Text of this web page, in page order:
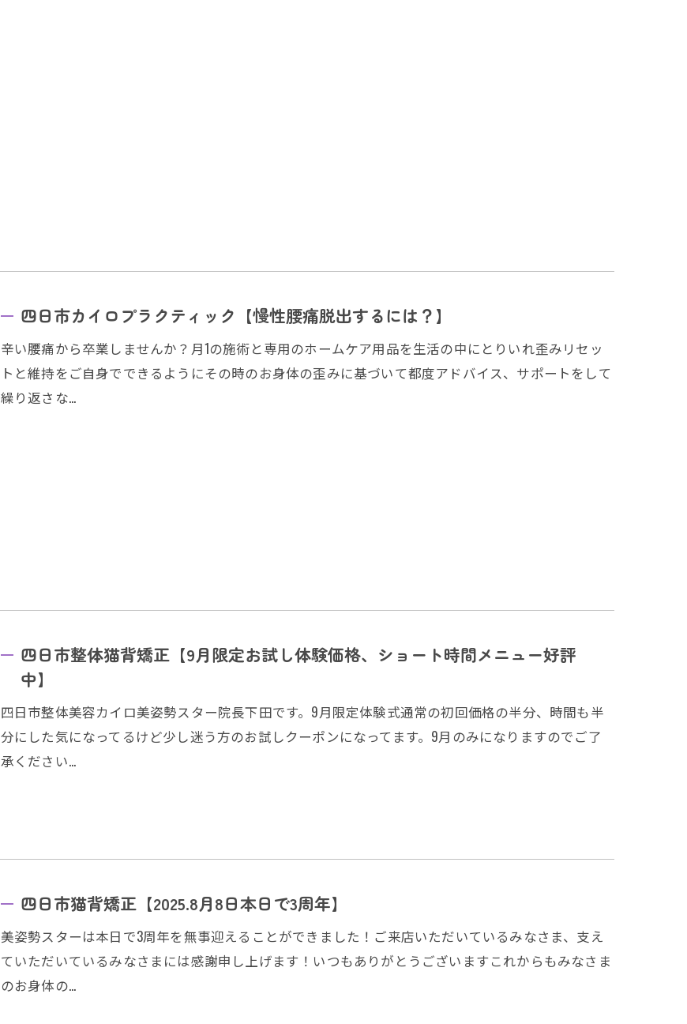
四日市カイロプラクティック【慢性腰痛脱出するには？】
辛い腰痛から卒業しませんか？月1の施術と専用のホームケア用品を生活の中にとりいれ歪みリセッ
トと維持をご自身でできるようにその時のお身体の歪みに基づいて都度アドバイス、サポートをして
繰り返さな…
四日市整体猫背矯正【9月限定お試し体験価格、ショート時間メニュー好評
中】
四日市整体美容カイロ美姿勢スター院長下田です。9月限定体験式通常の初回価格の半分、時間も半
分にした気になってるけど少し迷う方のお試しクーポンになってます。9月のみになりますのでご了
承ください…
四日市猫背矯正【2025.8月8日本日で3周年】
美姿勢スターは本日で3周年を無事迎えることができました！ご来店いただいているみなさま、支え
ていただいているみなさまには感謝申し上げます！いつもありがとうございますこれからもみなさま
のお身体の…